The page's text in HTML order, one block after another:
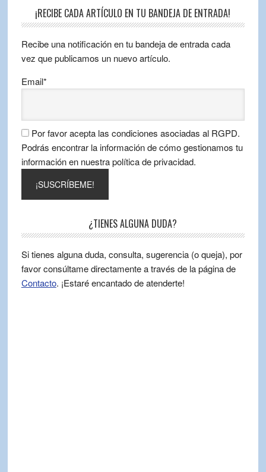
¡RECIBE CADA ARTÍCULO EN TU BANDEJA DE ENTRADA!
Recibe una notificación en tu bandeja de entrada cada
vez que publicamos un nuevo artículo.
Email*
Por favor acepta las condiciones asociadas al RGPD.
Podrás encontrar la información de cómo gestionamos tu
información en nuestra política de privacidad.
¿TIENES ALGUNA DUDA?
Si tienes alguna duda, consulta, sugerencia (o queja), por
favor consúltame directamente a través de la página de
Contacto. ¡Estaré encantado de atenderte!